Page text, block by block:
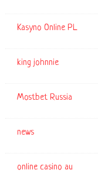
Kasyno Online PL
king johnnie
Mostbet Russia
news
online casino au